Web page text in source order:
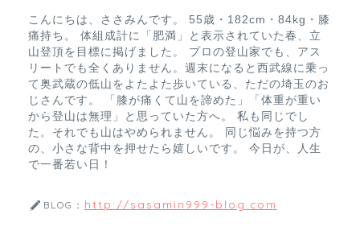
こんにちは、ささみんです。 55歳・182cm・84kg・膝
痛持ち。 体組成計に「肥満」と表示されていた春、立
山登頂を目標に掲げました。 プロの登山家でも、アス
リートでも全くありません。週末になると西武線に乗っ
て奥武蔵の低山をよたよた歩いている、ただの埼玉のお
じさんです。 「膝が痛くて山を諦めた」「体重が重い
から登山は無理」と思っていた方へ。 私も同じでし
た。それでも山はやめられません。 同じ悩みを持つ方
の、小さな背中を押せたら嬉しいです。 今日が、人生
で一番若い日！
BLOG： http://sasamin999-blog.com